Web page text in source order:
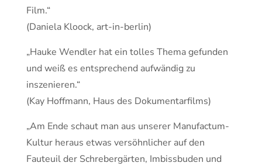
Film.“
(Daniela Kloock, art-in-berlin)
„Hauke Wendler hat ein tolles Thema gefunden
und weiß es entsprechend aufwändig zu
inszenieren.“
(Kay Hoffmann, Haus des Dokumentarfilms)
„Am Ende schaut man aus unserer Manufactum-
Kultur heraus etwas versöhnlicher auf den
Fauteuil der Schrebergärten, Imbissbuden und